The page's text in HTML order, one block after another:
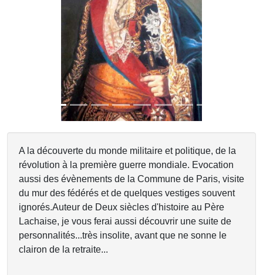
A la découverte du monde militaire et politique, de la
révolution à la première guerre mondiale. Evocation
aussi des évènements de la Commune de Paris, visite
du mur des fédérés et de quelques vestiges souvent
ignorés.Auteur de Deux siècles d'histoire au Père
Lachaise, je vous ferai aussi découvrir une suite de
personnalités...très insolite, avant que ne sonne le
clairon de la retraite...